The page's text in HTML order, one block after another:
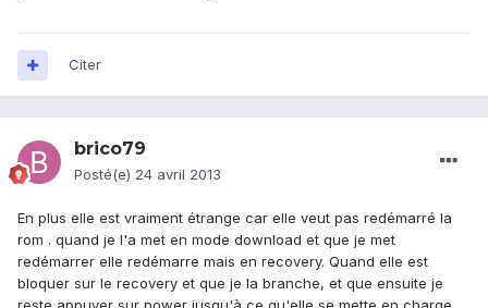
Citer
brico79
Posté(e) 24 avril 2013
En plus elle est vraiment étrange car elle veut pas redémarré la
rom . quand je l'a met en mode download et que je met
redémarrer elle redémarre mais en recovery. Quand elle est
bloquer sur le recovery et que je la branche, et que ensuite je